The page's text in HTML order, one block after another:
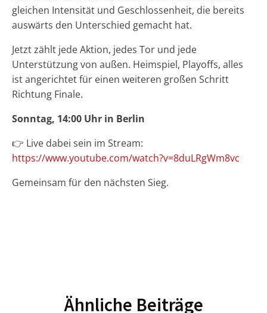
gleichen Intensität und Geschlossenheit, die bereits
auswärts den Unterschied gemacht hat.
Jetzt zählt jede Aktion, jedes Tor und jede
Unterstützung von außen. Heimspiel, Playoffs, alles
ist angerichtet für einen weiteren großen Schritt
Richtung Finale.
Sonntag, 14:00 Uhr in Berlin
👉 Live dabei sein im Stream:
https://www.youtube.com/watch?v=8duLRgWm8vc
Gemeinsam für den nächsten Sieg.
Ähnliche Beiträge